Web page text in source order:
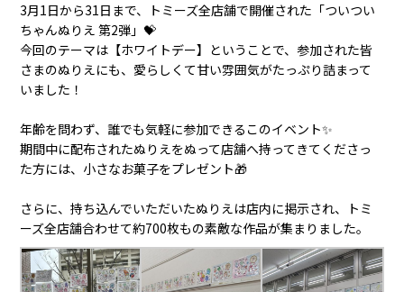
3月1日から31日まで、トミーズ全店舗で開催された「ついつい
ちゃんぬりえ 第2弾」💝
今回のテーマは【ホワイトデー】ということで、参加された皆
さまのぬりえにも、愛らしくて甘い雰囲気がたっぷり詰まって
いました！
年齢を問わず、誰でも気軽に参加できるこのイベント✨
期間中に配布されたぬりえをぬって店舗へ持ってきてくださっ
た方には、小さなお菓子をプレゼント🎁
さらに、持ち込んでいただいたぬりえは店内に掲示され、トミ
ーズ全店舗合わせて約700枚もの素敵な作品が集まりました。